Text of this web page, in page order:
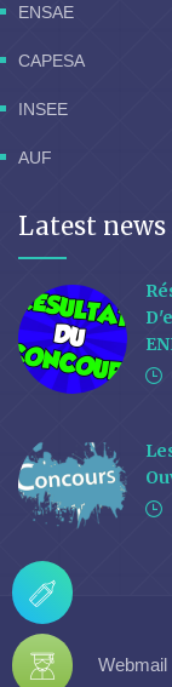
ENSAE
CAPESA
INSEE
AUF
Latest news
Webmail